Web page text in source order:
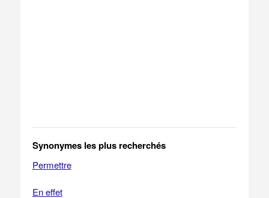
Synonymes les plus recherchés
Permettre
En effet